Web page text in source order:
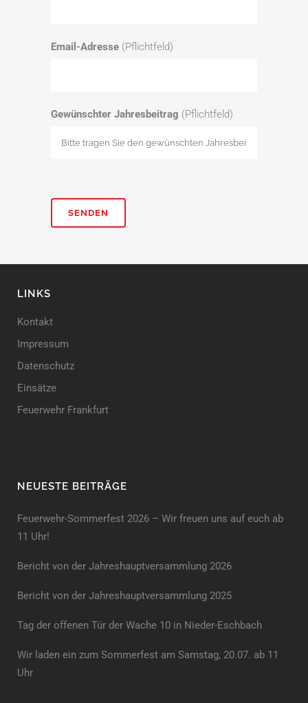
Email-Adresse (Pflichtfeld)
Gewünschter Jahresbeitrag (Pflichtfeld)
LINKS
Kontakt
Impressum
Datenschutz
Einsätze
Feuerwehr Frankfurt
NEUESTE BEITRÄGE
Feuerwehr-Sommerfest 2026 – Wir freuen uns auf euch ab
11 Uhr!
Bericht von der Jahreshauptversammlung 2026
Bericht von der Jahreshaupt­versammlung 2025
Tag der offenen Tür der Wache 10 in Nieder-Eschbach
Wir laden ein zum Sommerfest am Samstag, 20.07. ab 11
Uhr